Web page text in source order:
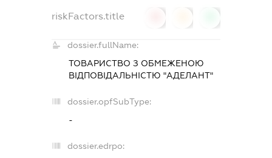
riskFactors.title
dossier.fullName:
ТОВАРИСТВО З ОБМЕЖЕНОЮ
ВІДПОВІДАЛЬНІСТЮ "АДЕЛАНТ"
dossier.opfSubType:
-
dossier.edrpo: